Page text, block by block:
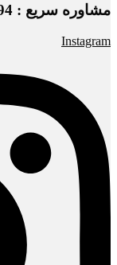
مشاوره سریع : 09125453894
Instagram